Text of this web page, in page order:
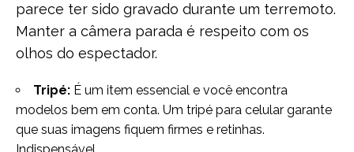
parece ter sido gravado durante um terremoto.
Manter a câmera parada é respeito com os
olhos do espectador.
Tripé: É um item essencial e você encontra
modelos bem em conta. Um tripé para celular garante
que suas imagens fiquem firmes e retinhas.